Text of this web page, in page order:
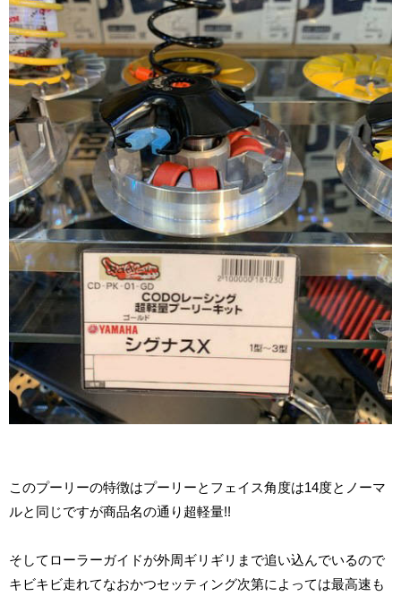
このプーリーの特徴はプーリーとフェイス角度は14度とノーマ
ルと同じですが商品名の通り超軽量!!
そしてローラーガイドが外周ギリギリまで追い込んでいるので
キビキビ走れてなおかつセッティング次第によっては最高速も